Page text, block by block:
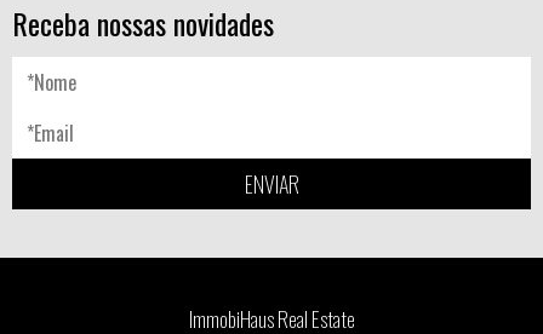
Receba nossas novidades
ENVIAR
ImmobiHaus Real Estate